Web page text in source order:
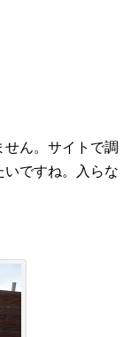
ん。サイトで調
ですね。入らな